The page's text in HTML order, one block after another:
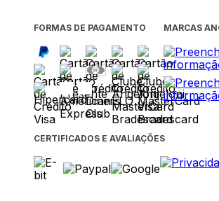
FORMAS DE PAGAMENTO MARCAS
CERTIFICADOS E AVALIAÇÕES